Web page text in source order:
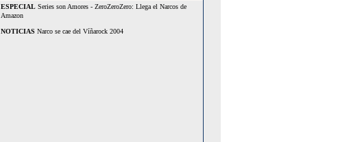
ESPECIALSeries son Amores - ZeroZeroZero: Llega el Narcos de
Amazon
NOTICIAS Narco se cae del Víñarock 2004